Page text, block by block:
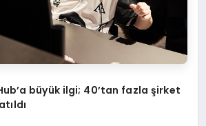
’a büyük ilgi; 40’tan fazla şirket